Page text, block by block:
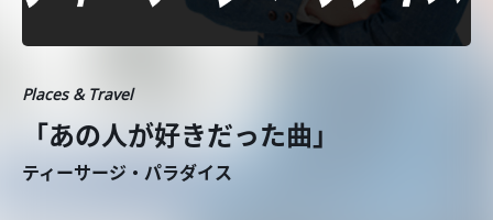
Places & Travel
「あの人が好きだった曲」
ティーサージ・パラダイス